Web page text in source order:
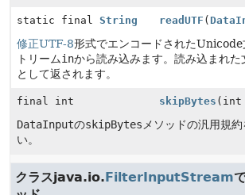
static final String readUTF (
修正UTF-8形式でエンコードされたUnicode
トリームinから読み込みます。読み込まれた
として返されます。
final int skipBytes (int
DataInputのskipBytes メソッドの汎用規
い。
クラスjava.io.FilterInputStream